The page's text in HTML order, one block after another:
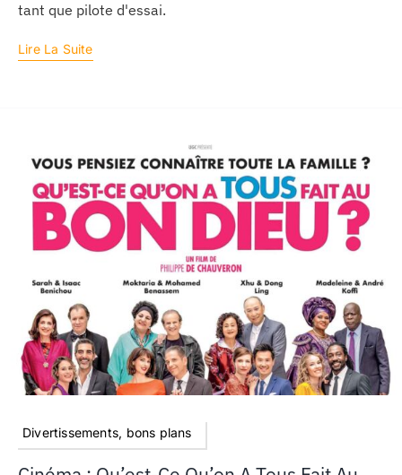
tant que pilote d'essai.
Lire La Suite
Divertissements, bons plans